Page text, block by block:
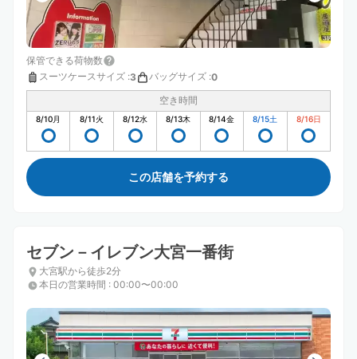
保管できる荷物数
スーツケースサイズ :3 バッグサイズ :0
空き時間
8/10月 8/11火 8/12水 8/13木 8/14金 8/15土 8/16日
この店舗を予約する
セブン－イレブン大宮一番街
大宮駅から徒歩2分
本日の営業時間 : 00:00〜00:00